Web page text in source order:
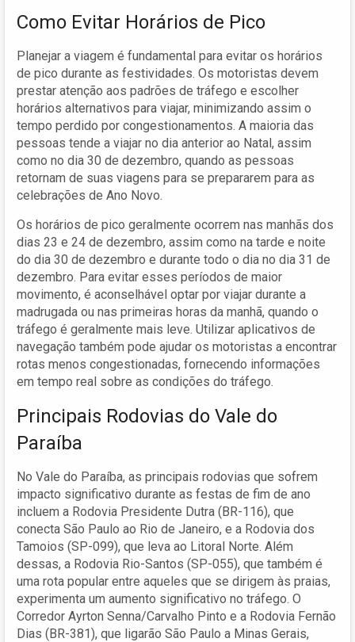
Como Evitar Horários de Pico
Planejar a viagem é fundamental para evitar os horários
de pico durante as festividades. Os motoristas devem
prestar atenção aos padrões de tráfego e escolher
horários alternativos para viajar, minimizando assim o
tempo perdido por congestionamentos. A maioria das
pessoas tende a viajar no dia anterior ao Natal, assim
como no dia 30 de dezembro, quando as pessoas
retornam de suas viagens para se prepararem para as
celebrações de Ano Novo.
Os horários de pico geralmente ocorrem nas manhãs dos
dias 23 e 24 de dezembro, assim como na tarde e noite
do dia 30 de dezembro e durante todo o dia no dia 31 de
dezembro. Para evitar esses períodos de maior
movimento, é aconselhável optar por viajar durante a
madrugada ou nas primeiras horas da manhã, quando o
tráfego é geralmente mais leve. Utilizar aplicativos de
navegação também pode ajudar os motoristas a encontrar
rotas menos congestionadas, fornecendo informações
em tempo real sobre as condições do tráfego.
Principais Rodovias do Vale do
Paraíba
No Vale do Paraíba, as principais rodovias que sofrem
impacto significativo durante as festas de fim de ano
incluem a Rodovia Presidente Dutra (BR-116), que
conecta São Paulo ao Rio de Janeiro, e a Rodovia dos
Tamoios (SP-099), que leva ao Litoral Norte. Além
dessas, a Rodovia Rio-Santos (SP-055), que também é
uma rota popular entre aqueles que se dirigem às praias,
experimenta um aumento significativo no tráfego. O
Corredor Ayrton Senna/Carvalho Pinto e a Rodovia Fernão
Dias (BR-381), que ligarão São Paulo a Minas Gerais,